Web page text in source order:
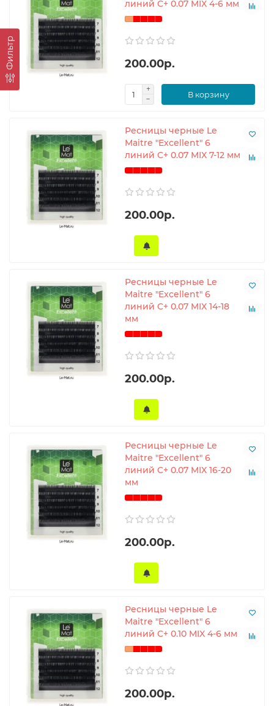
Фильтр
линий C+ 0.07 MIX 4-6 мм
200.00р.
В корзину
Ресницы черные Le
Maitre "Excellent" 6
линий C+ 0.07 MIX 7-12 мм
200.00р.
Ресницы черные Le
Maitre "Excellent" 6
линий C+ 0.07 MIX 14-18
мм
200.00р.
Ресницы черные Le
Maitre "Excellent" 6
линий C+ 0.07 MIX 16-20
мм
200.00р.
Ресницы черные Le
Maitre "Excellent" 6
линий C+ 0.10 MIX 4-6 мм
200.00р.